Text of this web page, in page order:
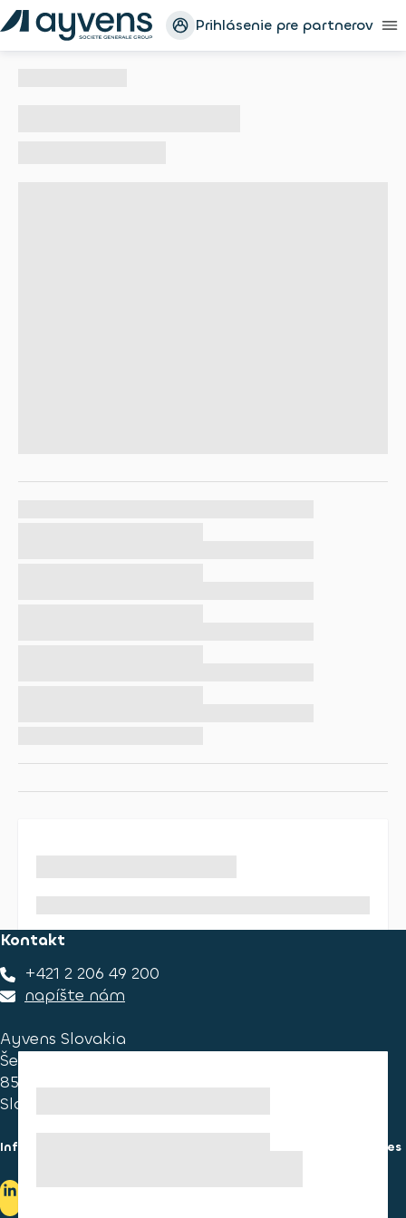
Prihlásenie pre partnerov
Kontakt
+421 2 206 49 200
napíšte nám
Ayvens Slovakia
Ševčenkova 34
851 01 Bratislava
Slovakia
Informácie pre spotrebiteľa Informácie o používaní cookies